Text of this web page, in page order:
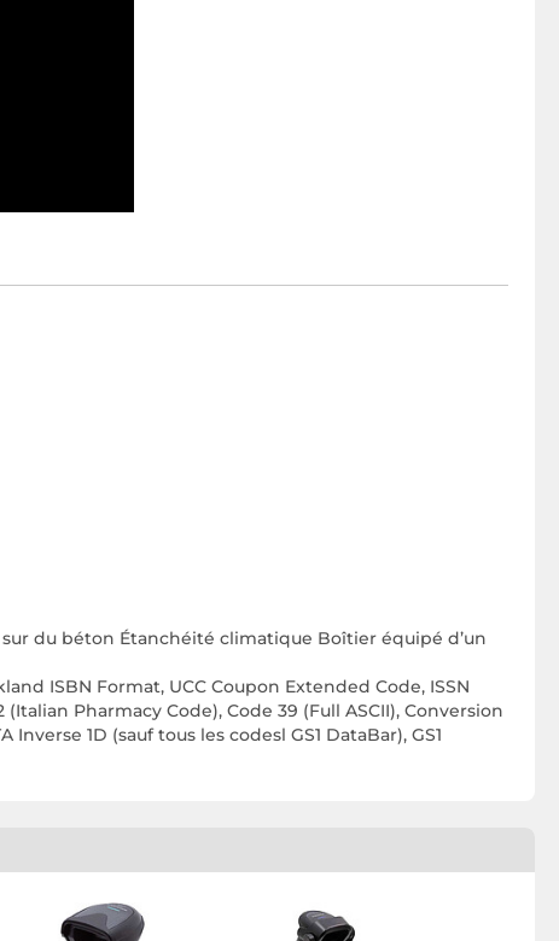
sur du béton Étanchéité climatique Boîtier équipé d’un
ISBN Format, UCC Coupon Extended Code, ISSN
(Italian Pharmacy Code), Code 39 (Full ASCII), Conversion
1D (sauf tous les codesl GS1 DataBar), GS1